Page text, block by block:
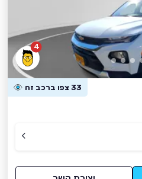
4
33 צפו ברכב זה